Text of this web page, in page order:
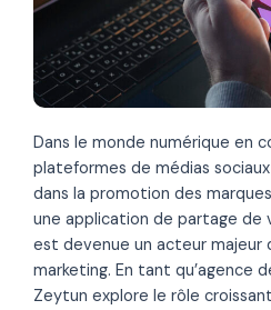
Dans le monde numérique en
plateformes de médias
dans la promotion des
une application de partage de
est devenue un acteur majeur
marketing. En tant qu’agence
Zeytun explore le rôle